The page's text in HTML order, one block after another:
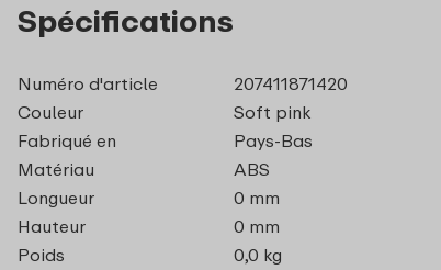
Spécifications
Numéro d'article
207411871420
Couleur
Soft pink
Fabriqué en
Pays-Bas
Matériau
ABS
Longueur
0 mm
Hauteur
0 mm
Poids
0,0 kg